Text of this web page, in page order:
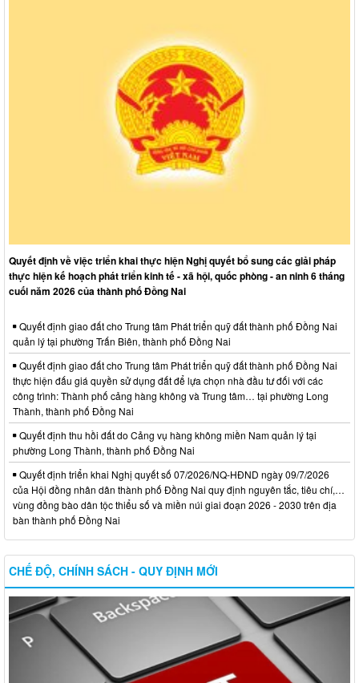
Quyết định về việc triển khai thực hiện Nghị quyết bổ sung các giải pháp
thực hiện kế hoạch phát triển kinh tế - xã hội, quốc phòng - an ninh 6 tháng
cuối năm 2026 của thành phố Đồng Nai
Quyết định giao đất cho Trung tâm Phát triển quỹ đất thành phố Đồng Nai
quản lý tại phường Trấn Biên, thành phố Đồng Nai
Quyết định giao đất cho Trung tâm Phát triển quỹ đất thành phố Đồng Nai
thực hiện đấu giá quyền sử dụng đất để lựa chọn nhà đầu tư đối với các
công trình: Thành phố cảng hàng không và Trung tâm… tại phường Long
Thành, thành phố Đồng Nai
Quyết định thu hồi đất do Cảng vụ hàng không miền Nam quản lý tại
phường Long Thành, thành phố Đồng Nai
Quyết định triển khai Nghị quyết số 07/2026/NQ-HĐND ngày 09/7/2026
của Hội đồng nhân dân thành phố Đồng Nai quy định nguyên tắc, tiêu chí,…
vùng đồng bào dân tộc thiểu số và miền núi giai đoạn 2026 - 2030 trên địa
bàn thành phố Đồng Nai
CHẾ ĐỘ, CHÍNH SÁCH - QUY ĐỊNH MỚI